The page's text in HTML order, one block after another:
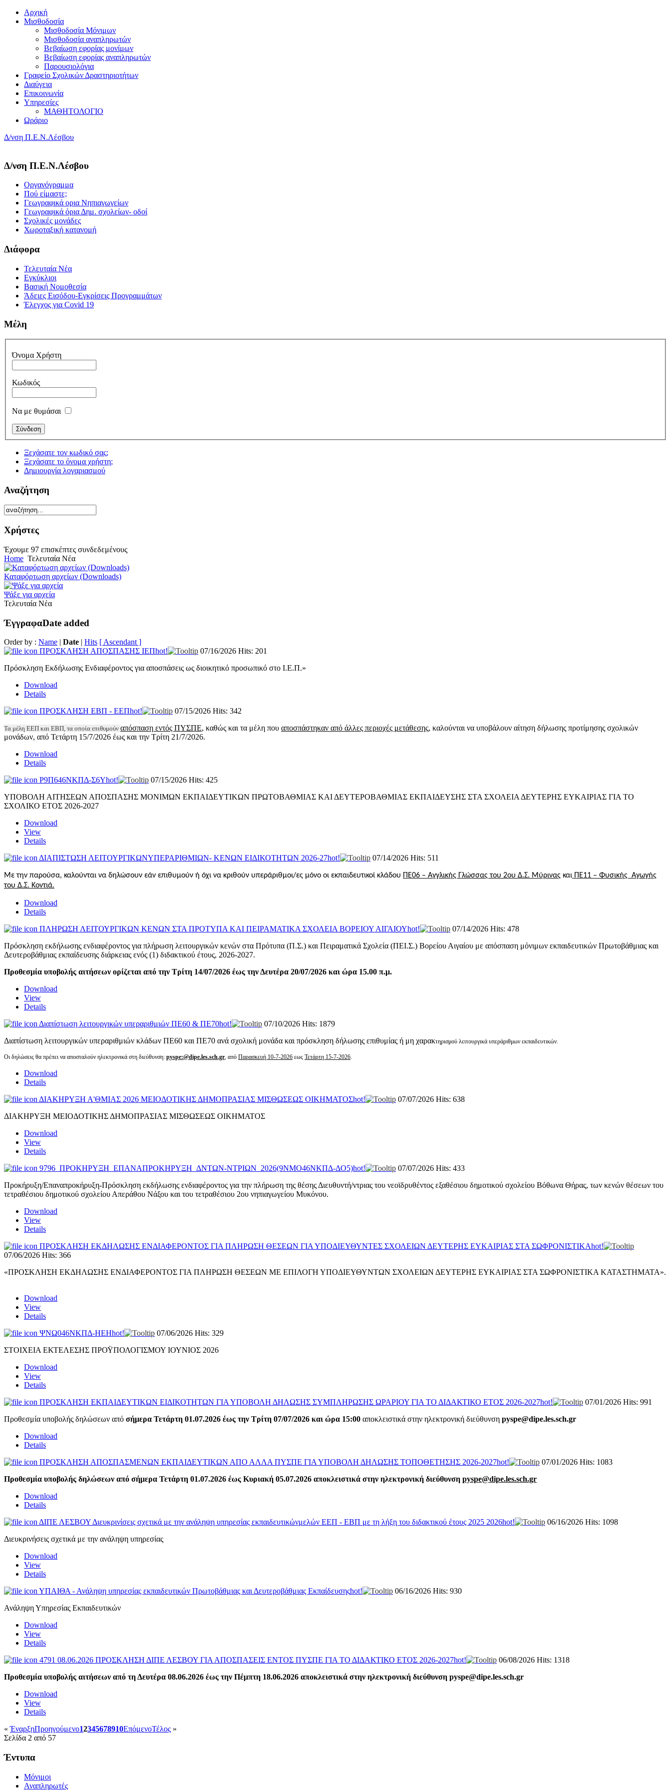
Αρχική
Μισθοδοσία
Μισθοδοσία Μόνιμων
Μισθοδοσία αναπληρωτών
Βεβαίωση εφορίας μονίμων
Βεβαίωση εφορίας αναπληρωτών
Παρουσιολόγια
Γραφείο Σχολικών Δραστηριοτήτων
Διαύγεια
Επικοινωνία
Υπηρεσίες
ΜΑΘΗΤΟΛΟΓΙΟ
Ωράριο
Δ/νση Π.Ε.Ν.Λέσβου
Δ/νση Π.Ε.Ν.Λέσβου
Οργανόγραμμα
Πού είμαστε;
Γεωγραφικά ορια Νηπιαγωγείων
Γεωγραφικά όρια Δημ. σχολείων- οδοί
Σχολικές μονάδες
Χωροταξική κατανομή
Διάφορα
Τελευταία Νέα
Εγκύκλιοι
Βασική Νομοθεσία
Άδειες Εισόδου-Εγκρίσεις Προγραμμάτων
Έλεγχος για Covid 19
Μέλη
Όνομα Χρήστη
Κωδικός
Να με θυμάσαι
Ξεχάσατε τον κωδικό σας;
Ξεχάσατε το όνομα χρήστη;
Δημιουργία λογαριασμού
Αναζήτηση
Χρήστες
Έχουμε 97 επισκέπτες συνδεδεμένους
Home Τελευταία Νέα
Καταφόρτωση αρχείων (Downloads)
Ψάξε για αρχεία
Τελευταία Νέα
ΈγγραφαDate added
Order by : Name | Date | Hits [ Ascendant ]
ΠΡΟΣΚΛΗΣΗ ΑΠΟΣΠΑΣΗΣ ΙΕΠhot! 07/16/2026 Hits: 201
Πρόσκληση Εκδήλωσης Ενδιαφέροντος για αποσπάσεις ως διοικητικό προσωπικό στο Ι.Ε.Π.»
Download
Details
ΠΡΟΣΚΛΗΣΗ ΕΒΠ - ΕΕΠhot! 07/15/2026 Hits: 342
Τα μέλη ΕΕΠ και ΕΒΠ, τα οποία επιθυμούν απόσπαση εντός ΠΥΣΠΕ, καθώς και τα μέλη που αποσπάστηκαν από άλλες περιοχές μετάθεσης, καλούνται να υποβάλουν αίτηση δήλωσης προτίμησης σχολικών
μονάδων, από Τετάρτη 15/7/2026 έως και την Τρίτη 21/7/2026.
Download
Details
Ρ9Π646ΝΚΠΔ-Σ6Υhot! 07/15/2026 Hits: 425
ΥΠΟΒΟΛΗ ΑΙΤΗΣΕΩΝ ΑΠΟΣΠΑΣΗΣ ΜΟΝΙΜΩΝ ΕΚΠΑΙΔΕΥΤΙΚΩΝ ΠΡΩΤΟΒΑΘΜΙΑΣ ΚΑΙ ΔΕΥΤΕΡΟΒΑΘΜΙΑΣ ΕΚΠΑΙΔΕΥΣΗΣ ΣΤΑ ΣΧΟΛΕΙΑ ΔΕΥΤΕΡΗΣ ΕΥΚΑΙΡΙΑΣ ΓΙΑ ΤΟ
ΣΧΟΛΙΚΟ ΕΤΟΣ 2026-2027
Download
View
Details
ΔΙΑΠΙΣΤΩΣΗ ΛΕΙΤΟΥΡΓΙΚΩΝΥΠΕΡΑΡΙΘΜΙΩΝ- ΚΕΝΩΝ ΕΙΔΙΚΟΤΗΤΩΝ 2026-27hot! 07/14/2026 Hits: 511
Με την παρούσα, καλούνται να δηλώσουν εάν επιθυμούν ή όχι να κριθούν υπεράριθμοι/ες μόνο οι εκπαιδευτικοί κλάδου ΠΕ06 – Αγγλικής Γλώσσας του 2ου Δ.Σ. Μύρινας και ΠΕ11 – Φυσικής Αγωγής
του Δ.Σ. Κοντιά.
Download
Details
ΠΛΗΡΩΣΗ ΛΕΙΤΟΥΡΓΙΚΩΝ ΚΕΝΩΝ ΣΤΑ ΠΡΟΤΥΠΑ ΚΑΙ ΠΕΙΡΑΜΑΤΙΚΑ ΣΧΟΛΕΙΑ ΒΟΡΕΙΟΥ ΑΙΓΑΙΟΥhot! 07/14/2026 Hits: 478
Πρόσκληση εκδήλωσης ενδιαφέροντος για πλήρωση λειτουργικών κενών στα Πρότυπα (Π.Σ.) και Πειραματικά Σχολεία (ΠΕΙ.Σ.) Βορείου Αιγαίου με απόσπαση μόνιμων εκπαιδευτικών Πρωτοβάθμιας και
Δευτεροβάθμιας εκπαίδευσης διάρκειας ενός (1) διδακτικού έτους, 2026-2027.
Προθεσμία υποβολής αιτήσεων ορίζεται από την Τρίτη 14/07/2026 έως την Δευτέρα 20/07/2026 και ώρα 15.00 π.μ.
Download
View
Details
Διαπίστωση λειτουργικών υπεραριθμιών ΠΕ60 & ΠΕ70hot! 07/10/2026 Hits: 1879
Διαπίστωση λειτουργικών υπεραριθμιών κλάδων ΠΕ60 και ΠΕ70 ανά σχολική μονάδα και πρόσκληση δήλωσης επιθυμίας ή μη χαρακτηρισμού λειτουργικά υπεράριθμων εκπαιδευτικών.
Οι δηλώσεις θα πρέπει να αποσταλούν ηλεκτρονικά στη διεύθυνση: pyspe:@dipe.les.sch.gr, από Παρασκευή 10-7-2026 εως Τετάρτη 15-7-2026.
Download
Details
ΔΙΑΚΗΡΥΞΗ Α'ΘΜΙΑΣ 2026 ΜΕΙΟΔΟΤΙΚΗΣ ΔΗΜΟΠΡΑΣΙΑΣ ΜΙΣΘΩΣΕΩΣ ΟΙΚΗΜΑΤΟΣhot! 07/07/2026 Hits: 638
ΔΙΑΚΗΡΥΞΗ ΜΕΙΟΔΟΤΙΚΗΣ ΔΗΜΟΠΡΑΣΙΑΣ ΜΙΣΘΩΣΕΩΣ ΟΙΚΗΜΑΤΟΣ
Download
View
Details
9796_ΠΡΟΚΗΡΥΞΗ_ΕΠΑΝΑΠΡΟΚΗΡΥΞΗ_ΔΝΤΩΝ-ΝΤΡΙΩΝ_2026(9ΝΜΟ46ΝΚΠΔ-ΔΟ5)hot! 07/07/2026 Hits: 433
Προκήρυξη/Επαναπροκήρυξη-Πρόσκληση εκδήλωσης ενδιαφέροντος για την πλήρωση της θέσης Διευθυντή/ντριας του νεοϊδρυθέντος εξαθέσιου δημοτικού σχολείου Βόθωνα Θήρας, των κενών θέσεων του
τετραθέσιου δημοτικού σχολείου Απεράθου Νάξου και του τετραθέσιου 2ου νηπιαγωγείου Μυκόνου.
Download
View
Details
ΠΡΟΣΚΛΗΣΗ ΕΚΔΗΛΩΣΗΣ ΕΝΔΙΑΦΕΡΟΝΤΟΣ ΓΙΑ ΠΛΗΡΩΣΗ ΘΕΣΕΩΝ ΓΙΑ ΥΠΟΔΙΕΥΘΥΝΤΕΣ ΣΧΟΛΕΙΩΝ ΔΕΥΤΕΡΗΣ ΕΥΚΑΙΡΙΑΣ ΣΤΑ ΣΩΦΡΟΝΙΣΤΙΚΑhot!
07/06/2026 Hits: 366
«ΠΡΟΣΚΛΗΣΗ ΕΚΔΗΛΩΣΗΣ ΕΝΔΙΑΦΕΡΟΝΤΟΣ ΓΙΑ ΠΛΗΡΩΣΗ ΘΕΣΕΩΝ ΜΕ ΕΠΙΛΟΓΗ ΥΠΟΔΙΕΥΘΥΝΤΩΝ ΣΧΟΛΕΙΩΝ ΔΕΥΤΕΡΗΣ ΕΥΚΑΙΡΙΑΣ ΣΤΑ ΣΩΦΡΟΝΙΣΤΙΚΑ ΚΑΤΑΣΤΗΜΑΤΑ».
Download
View
Details
ΨΝΩ046ΝΚΠΔ-ΗΕΗhot! 07/06/2026 Hits: 329
ΣΤΟΙΧΕΙΑ ΕΚΤΕΛΕΣΗΣ ΠΡΟΫΠΟΛΟΓΙΣΜΟΥ ΙΟΥΝΙΟΣ 2026
Download
View
Details
ΠΡΟΣΚΛΗΣΗ ΕΚΠΑΙΔΕΥΤΙΚΩΝ ΕΙΔΙΚΟΤΗΤΩΝ ΓΙΑ ΥΠΟΒΟΛΗ ΔΗΛΩΣΗΣ ΣΥΜΠΛΗΡΩΣΗΣ ΩΡΑΡΙΟΥ ΓΙΑ ΤΟ ΔΙΔΑΚΤΙΚΟ ΕΤΟΣ 2026-2027hot! 07/01/2026 Hits: 991
Προθεσμία υποβολής δηλώσεων από σήμερα Τετάρτη 01.07.2026 έως την Τρίτη 07/07/2026 και ώρα 15:00 αποκλειστικά στην ηλεκτρονική διεύθυνση pyspe@dipe.les.sch.gr
Download
Details
ΠΡΟΣΚΛΗΣΗ ΑΠΟΣΠΑΣΜΕΝΩΝ ΕΚΠΑΙΔΕΥΤΙΚΩΝ ΑΠΟ ΑΛΛΑ ΠΥΣΠΕ ΓΙΑ ΥΠΟΒΟΛΗ ΔΗΛΩΣΗΣ ΤΟΠΟΘΕΤΗΣΗΣ 2026-2027hot! 07/01/2026 Hits: 1083
Προθεσμία υποβολής δηλώσεων από σήμερα Τετάρτη 01.07.2026 έως Κυριακή 05.07.2026 αποκλειστικά στην ηλεκτρονική διεύθυνση pyspe@dipe.les.sch.gr
Download
Details
ΔΙΠΕ ΛΕΣΒΟΥ Διευκρινίσεις σχετικά με την ανάληψη υπηρεσίας εκπαιδευτικώνμελών ΕΕΠ - ΕΒΠ με τη λήξη του διδακτικού έτους 2025 2026hot! 06/16/2026 Hits: 1098
Διευκρινήσεις σχετικά με την ανάληψη υπηρεσίας
Download
View
Details
ΥΠΑΙΘΑ - Ανάληψη υπηρεσίας εκπαιδευτικών Πρωτοβάθμιας και Δευτεροβάθμιας Εκπαίδευσηςhot! 06/16/2026 Hits: 930
Ανάληψη Υπηρεσίας Εκπαιδευτικών
Download
View
Details
4791 08.06.2026 ΠΡΟΣΚΛΗΣΗ ΔΙΠΕ ΛΕΣΒΟΥ ΓΙΑ ΑΠΟΣΠΑΣΕΙΣ ΕΝΤΟΣ ΠΥΣΠΕ ΓΙΑ ΤΟ ΔΙΔΑΚΤΙΚΟ ΕΤΟΣ 2026-2027hot! 06/08/2026 Hits: 1318
Προθεσμία υποβολής αιτήσεων από τη Δευτέρα 08.06.2026 έως την Πέμπτη 18.06.2026 αποκλειστικά στην ηλεκτρονική διεύθυνση pyspe@dipe.les.sch.gr
Download
View
Details
«ΈναρξηΠροηγούμενο12345678910ΕπόμενοΤέλος »
Σελίδα 2 από 57
Έντυπα
Μόνιμοι
Αναπληρωτές